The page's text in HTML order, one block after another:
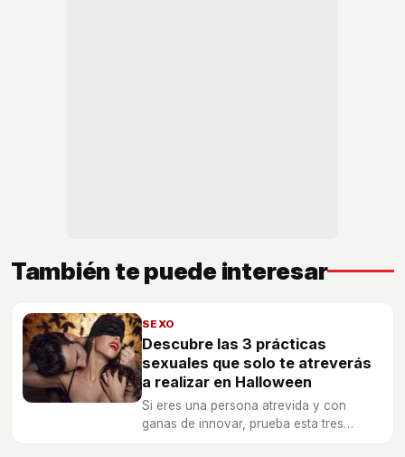
También te puede interesar
SEXO
Descubre las 3 prácticas
sexuales que solo te atreverás
a realizar en Halloween
Si eres una persona atrevida y con
ganas de innovar, prueba esta tres